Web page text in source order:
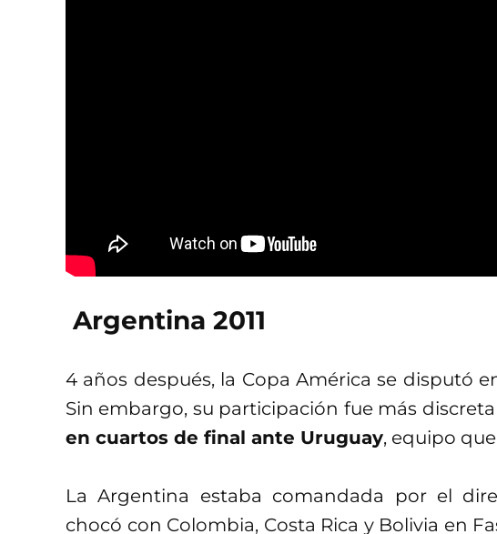
Argentina 2011
4 años después, la Copa América se disputó
Sin embargo, su participación fue más
en cuartos de final ante Uruguay, equipo
La Argentina estaba comandada por el
chocó con Colombia, Costa Rica y Bolivia en